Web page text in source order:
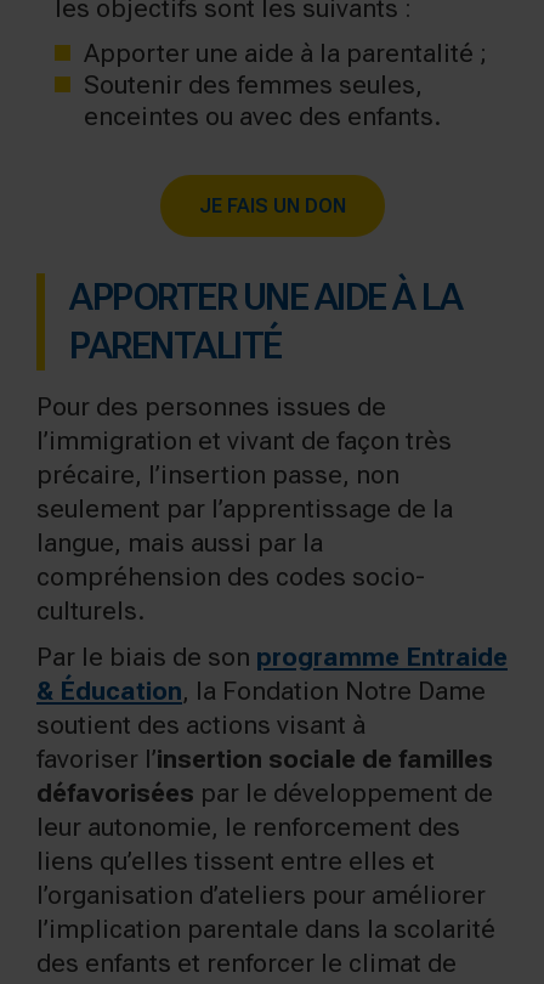
les objectifs sont les suivants :
Apporter une aide à la parentalité ;
Soutenir des femmes seules,
enceintes ou avec des enfants.
JE FAIS UN DON
APPORTER UNE AIDE À LA
PARENTALITÉ
Pour des personnes issues de
l’immigration et vivant de façon très
précaire, l’insertion passe, non
seulement par l’apprentissage de la
langue, mais aussi par la
compréhension des codes socio-
culturels.
Par le biais de son programme Entraide
& Éducation, la Fondation Notre Dame
soutient des actions visant à
favoriser l’insertion sociale de familles
défavorisées par le développement de
leur autonomie, le renforcement des
liens qu’elles tissent entre elles et
l’organisation d’ateliers pour améliorer
l’implication parentale dans la scolarité
des enfants et renforcer le climat de